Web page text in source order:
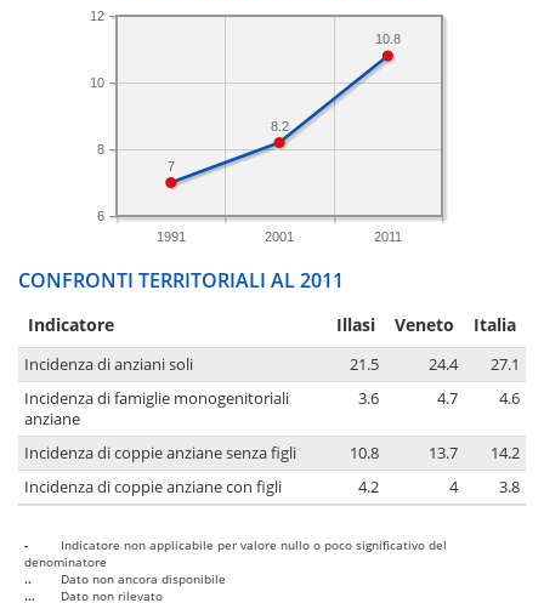
1991 2001 2011
6
8
10
12
10.8
8.2
7
CONFRONTI TERRITORIALI AL 2011
Indicatore Illasi Veneto Italia
Incidenza di anziani soli 21.5 24.4
27.1
Incidenza di famiglie monogenitoriali
anziane
3.6 4.7 4.6
Incidenza di coppie anziane senza figli 10.8 13.7
14.2
Incidenza di coppie anziane con figli
4.2 4 3.8
-
Indicatore non applicabile per valore nullo o poco significativo del
denominatore
..
Dato non ancora disponibile
...
Dato non rilevato